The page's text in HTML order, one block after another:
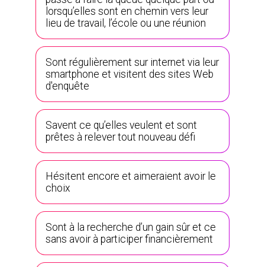
lorsqu’elles sont en chemin vers leur
lieu de travail, l’école ou une réunion
Sont régulièrement sur internet via leur
smartphone et visitent des sites Web
d'enquête
Savent ce qu’elles veulent et sont
prêtes à relever tout nouveau défi
Hésitent encore et aimeraient avoir le
choix
Sont à la recherche d’un gain sûr et ce
sans avoir à participer financièrement